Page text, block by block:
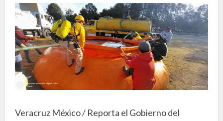
Veracruz México / Reporta el Gobierno del